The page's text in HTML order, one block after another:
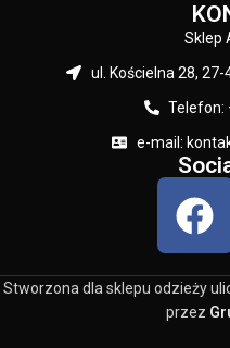
Sklep
ul. Kościelna 28,
Telefon:
e-mail:
Stworzona dla sklepu odzieży
przez